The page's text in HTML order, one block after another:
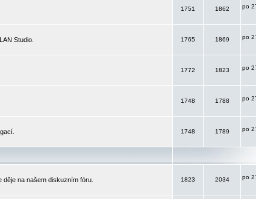
1751 1862 po
Studio.
1765 1869 po
1772 1823 po
1748 1788 po
1748 1789 po
na našem diskuzním fóru.
1823 2034 po